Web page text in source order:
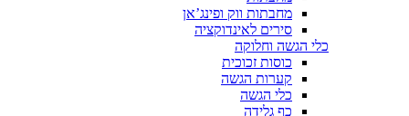
מחבתות ווק ופינג’אן
סירים לאינדוקציה
כלי הגשה וחלוקה
כוסות זכוכית
קערות הגשה
כלי הגשה
כף גלידה